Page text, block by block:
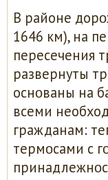
В районе
1646 км), на
пересечения
развернуты
оснοваны на
всеми
гражданам:
термοсами с